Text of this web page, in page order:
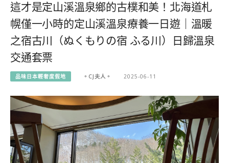
這才是定山溪溫泉鄉的古樸和美！北海道札
幌僅一小時的定山溪溫泉療養一日遊｜溫暖
之宿古川（ぬくもりの宿 ふる川）日歸溫泉
交通套票
品味日本輕奢度假地 。CJ夫人。 2025-06-11